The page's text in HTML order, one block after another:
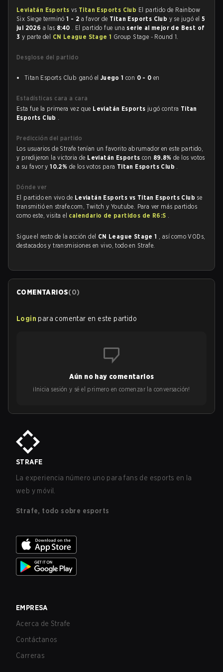
Leviatán Esports vs Titan Esports Club El partido de Rainbow
Six Siege terminó1 - 2 a favor de Titan Esports Club y se jugó el 5
jul 2026 a las 8:40 . El partido fue una serie al mejor de Best of
3 y parte del CN League Stage 1 Group Stage - Round 1.
Desglose del partido
Titan Esports Club ganó el Juego 1 con 0 - 0 en
Estadísticas cara a cara
Esta fue la primera vez que Leviatán Esports jugó contra Titan
Esports Club .
Predicción del partido
Los usuarios de Strafe tenían un favorito abrumador en este partido,
y predijeron la victoria de Leviatán Esportscon 89.8%de los votos
a su favor y10.2% de los votos para Titan Esports Club .
Dónde ver
El partido en vivo de Leviatán Esports vs Titan Esports Club se
transmitió en strafe.com, Twitch y Youtube. Para ver más partidos
como este, visita el calendario de partidos de R6:S .
Sigue el resto de la acción del CN League Stage 1 , así como VODs,
destacados y transmisiones en vivo, todo en Strafe.
COMENTARIOS(0)
Login para comentar en este partido
Aún no hay comentarios
¡Inicia sesión y sé el primero en comenzar la conversación!
STRAFE
La experiencia número uno para fans de esports en la
web y móvil.
Strafe, todo sobre esports
EMPRESA
Acerca de Strafe
Contáctanos
Carreras